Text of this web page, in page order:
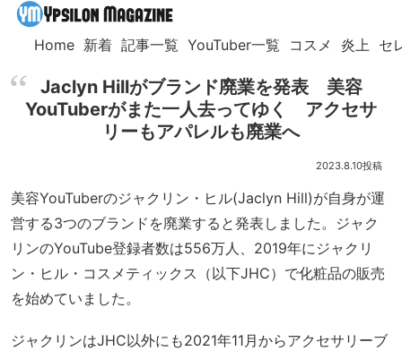
Home 新着 記事一覧 YouTuber一覧 コスメ 炎上 セ
Jaclyn Hillがブランド廃業を発表 美容
YouTuberがまた一人去ってゆく アクセサ
リーもアパレルも廃業へ
2023.8.10
美容YouTuberのジャクリン・ヒル(Jaclyn Hill)が自身が運
営する3つのブランドを廃業すると発表しました。ジャク
リンのYouTube登録者数は556万人、2019年にジャクリ
ン・ヒル・コスメティックス（以下JHC）で化粧品の販売
を始めていました。
ジャクリンはJHC以外にも2021年11月からアクセサリーブ